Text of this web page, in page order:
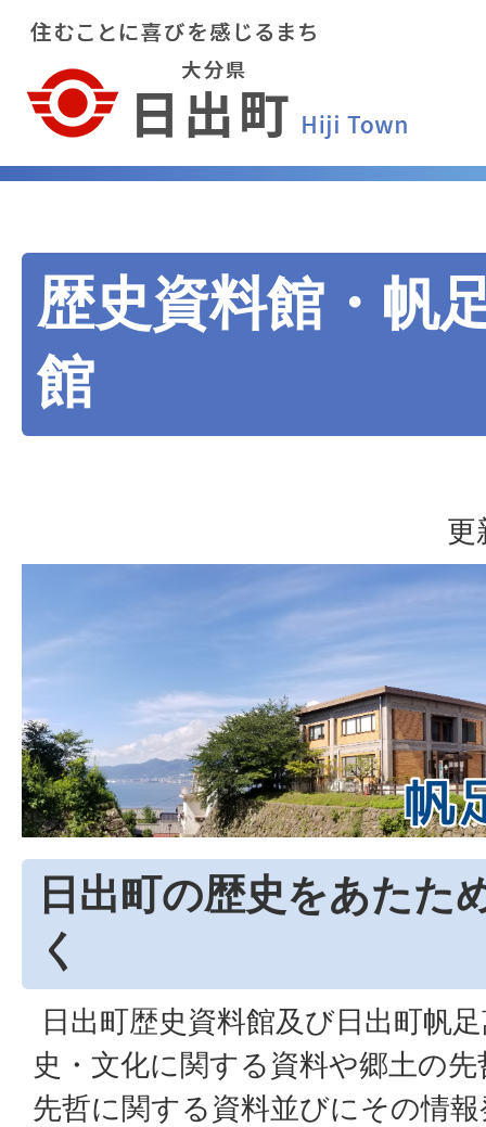
歴史資料館・帆
館
更
日出町の歴史をあたた
く
日出町歴史資料館及び日出町帆
史・文化に関する資料や郷土の
先哲に関する資料並びにその情